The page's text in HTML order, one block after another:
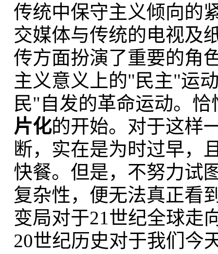
传统中保守主义倾向的
交媒体与传统的电视及
传方面扮演了重要的角
主义意义上的"民主"运
民"自发的革命运动。
片化的开始。对于这样
断，实在是为时过早，
快餐。但是，不努力试
复杂性，便无法真正看
变局对于21世纪全球走
20世纪历史对于我们今